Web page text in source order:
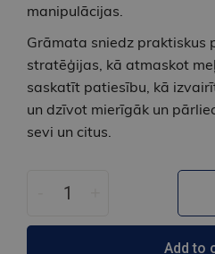
manipulācijas.
Grāmata sniedz praktiskus
stratēģijas, kā atmaskot
saskatīt patiesību, kā
un dzīvot mierīgāk un
sevi un citus.
Add to